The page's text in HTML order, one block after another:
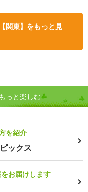
関東】をもっと見
っと楽しむ
を紹介
ックス
お届けします